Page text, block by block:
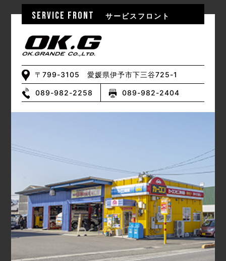
SERVICE FRONT サービスフロント
〒799-3105 愛媛県伊予市下三谷725-1
089-982-2258 089-982-2404